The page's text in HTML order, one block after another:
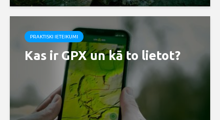
PRAKTISKI IETEIKUMI
Kas ir GPX un kā to lietot?